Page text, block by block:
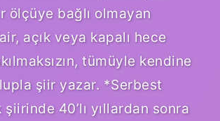
ölçüye bağlı olmayan
açık veya kapalı hece
tümüyle kendine
şiir yazar. *Serbest
şiirinde 40’lı yıllardan sonra